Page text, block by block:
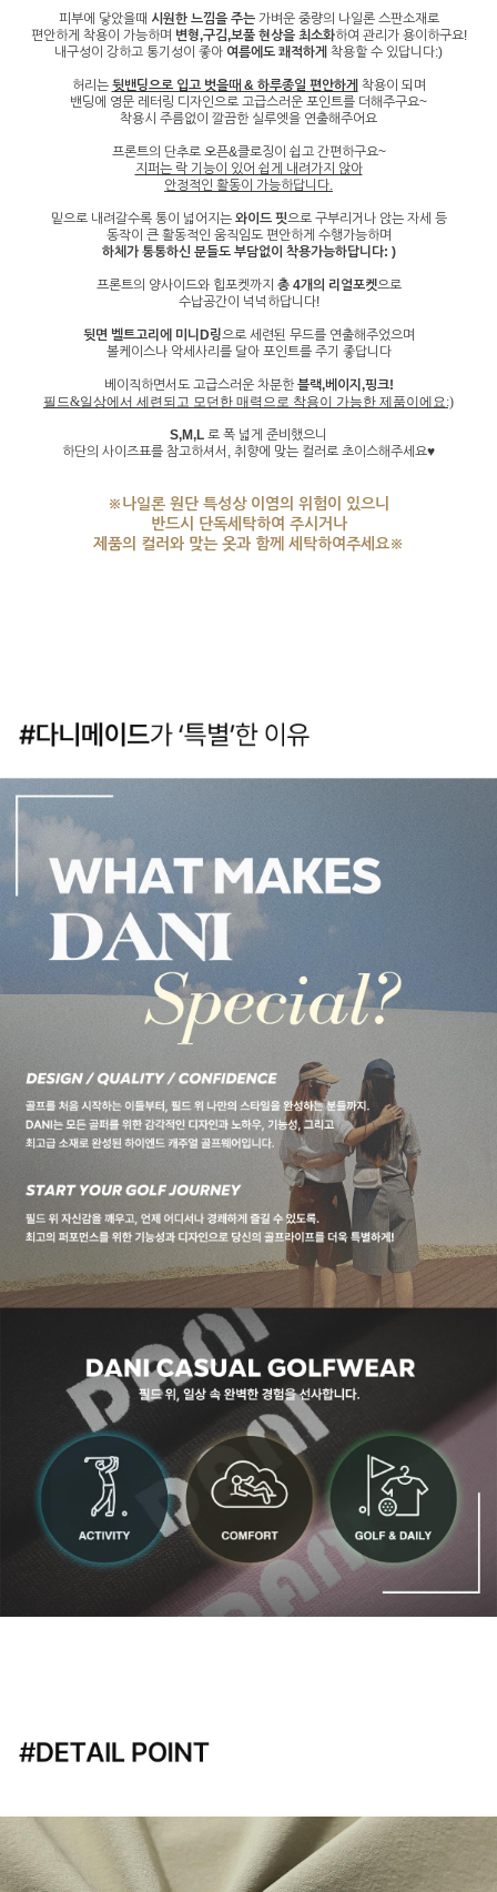
피부에 닿았을때 시원한 느낌을 주는가벼운 중량의 나일론 스판소재로
편안하게 착용이 가능하며 변형,구김,보풀 현상을 최소화하여 관리가 용이하구요!
내구성이 강하고 통기성이 좋아 여름에도 쾌적하게 착용할 수 있답니다:)
허리는 뒷밴딩으로 입고 벗을때 & 하루종일 편안하게 착용이 되며
밴딩에 영문 레터링 디자인으로 고급스러운 포인트를 더해주구요~
착용시 주름없이 깔끔한 실루엣을 연출해주어요
프론트의 단추로 오픈&클로징이 쉽고 간편하구요~
지퍼는 락 기능이 있어 쉽게 내려가지 않아
안정적인 활동이 가능하답니다.
밑으로 내려갈수록 통이 넓어지는 와이드 핏으로 구부리거나 앉는 자세 등
동작이 큰 활동적인 움직임도 편안하게 수행가능하며
하체가 통통하신 분들도 부담없이 착용가능하답니다: )
프론트의 양사이드와 힙포켓까지 총 4개의 리얼포켓으로
수납공간이 넉넉하답니다!
뒷면 벨트고리에 미니D링으로 세련된 무드를 연출해주었으며
볼케이스나 악세사리를 달아 포인트를 주기 좋답니다
베이직하면서도 고급스러운 차분한 블랙,베이지,핑크!
필드&일상에서 세련되고 모던한 매력으로 착용이 가능한 제품이에요:)
S,M,L 로 폭 넓게 준비했으니
하단의 사이즈표를 참고하셔서, 취향에 맞는 컬러로 초이스해주세요♥
※나일론 원단 특성상 이염의 위험이 있으니
반드시 단독세탁하여 주시거나
제품의 컬러와 맞는 옷과 함께 세탁하여주세요※